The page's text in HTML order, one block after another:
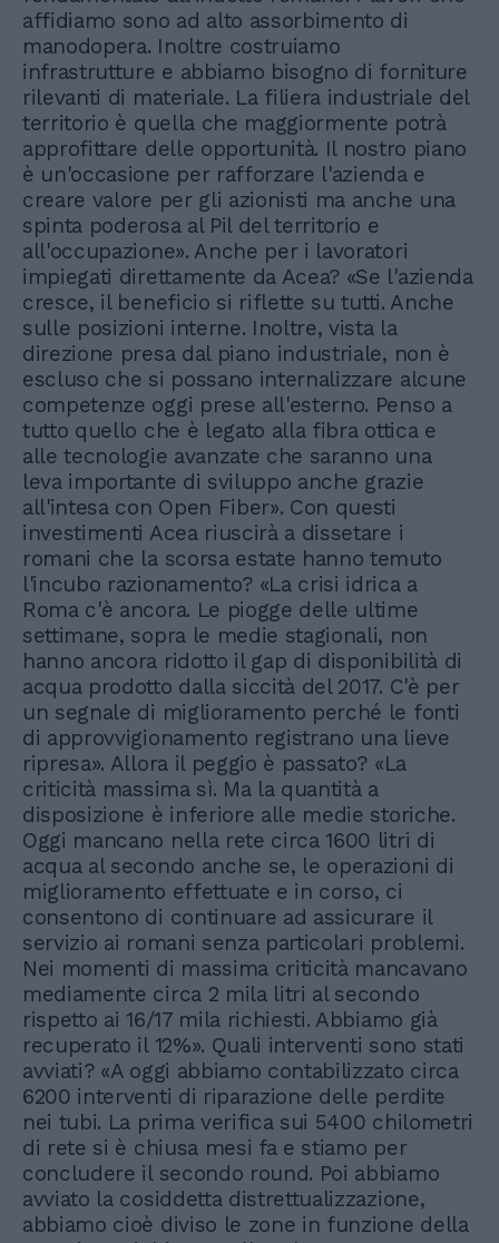
affidiamo sono ad alto assorbimento di
manodopera. Inoltre costruiamo
infrastrutture e abbiamo bisogno di forniture
rilevanti di materiale. La filiera industriale del
territorio è quella che maggiormente potrà
approfittare delle opportunità. Il nostro piano
è un'occasione per rafforzare l'azienda e
creare valore per gli azionisti ma anche una
spinta poderosa al Pil del territorio e
all'occupazione». Anche per i lavoratori
impiegati direttamente da Acea? «Se l'azienda
cresce, il beneficio si riflette su tutti. Anche
sulle posizioni interne. Inoltre, vista la
direzione presa dal piano industriale, non è
escluso che si possano internalizzare alcune
competenze oggi prese all'esterno. Penso a
tutto quello che è legato alla fibra ottica e
alle tecnologie avanzate che saranno una
leva importante di sviluppo anche grazie
all'intesa con Open Fiber». Con questi
investimenti Acea riuscirà a dissetare i
romani che la scorsa estate hanno temuto
l'incubo razionamento? «La crisi idrica a
Roma c'è ancora. Le piogge delle ultime
settimane, sopra le medie stagionali, non
hanno ancora ridotto il gap di disponibilità di
acqua prodotto dalla siccità del 2017. C'è per
un segnale di miglioramento perché le fonti
di approvvigionamento registrano una lieve
ripresa». Allora il peggio è passato? «La
criticità massima sì. Ma la quantità a
disposizione è inferiore alle medie storiche.
Oggi mancano nella rete circa 1600 litri di
acqua al secondo anche se, le operazioni di
miglioramento effettuate e in corso, ci
consentono di continuare ad assicurare il
servizio ai romani senza particolari problemi.
Nei momenti di massima criticità mancavano
mediamente circa 2 mila litri al secondo
rispetto ai 16/17 mila richiesti. Abbiamo già
recuperato il 12%». Quali interventi sono stati
avviati? «A oggi abbiamo contabilizzato circa
6200 interventi di riparazione delle perdite
nei tubi. La prima verifica sui 5400 chilometri
di rete si è chiusa mesi fa e stiamo per
concludere il secondo round. Poi abbiamo
avviato la cosiddetta distrettualizzazione,
abbiamo cioè diviso le zone in funzione della